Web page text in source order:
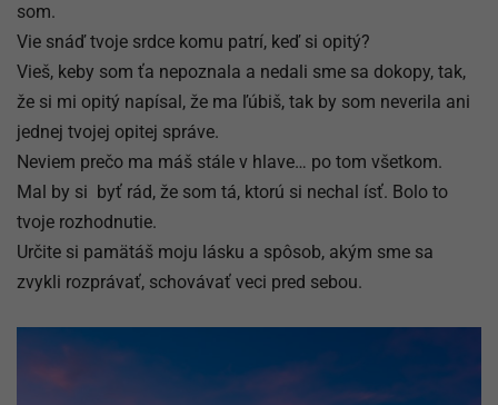
som.
Vie snáď tvoje srdce komu patrí, keď si opitý?
Vieš, keby som ťa nepoznala a nedali sme sa dokopy, tak,
že si mi opitý napísal, že ma ľúbiš, tak by som neverila ani
jednej tvojej opitej správe.
Neviem prečo ma máš stále v hlave… po tom všetkom.
Mal by si byť rád, že som tá, ktorú si nechal ísť. Bolo to
tvoje rozhodnutie.
Určite si pamätáš moju lásku a spôsob, akým sme sa
zvykli rozprávať, schovávať veci pred sebou.